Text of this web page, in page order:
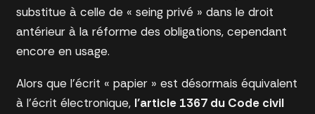
substitue à celle de « seing privé » dans le droit
antérieur à la réforme des obligations, cependant
encore en usage.
Alors que l’écrit « papier » est désormais équivalent
à l’écrit électronique, l’article 1367 du Code civil